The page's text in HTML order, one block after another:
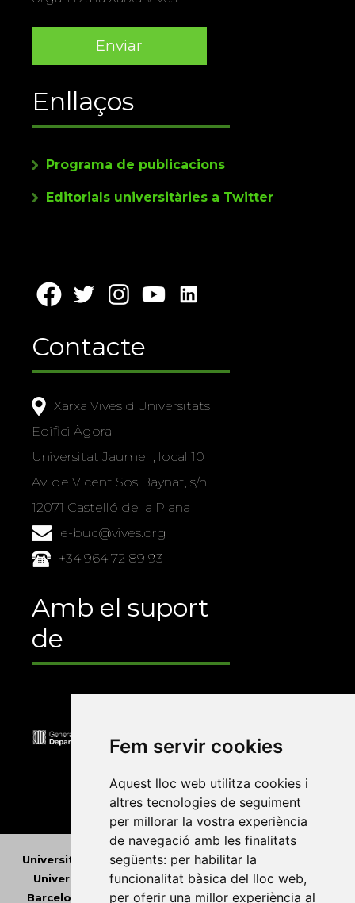
Fem servir cookies
Aquest lloc web utilitza cookies i
altres tecnologies de seguiment
per millorar la vostra experiència
de navegació amb les finalitats
següents: per habilitar la
funcionalitat bàsica del lloc web,
per oferir una millor experiència al
Enllaços
Programa de publicacions
Editorials universitàries a Twitter
Contacte
Xarxa Vives d'Universitats
Edifici Àgora
Universitat Jaume I, local 10
Av. de Vicent Sos Baynat, s/n
12071 Castelló de la Plana
e-buc@vives.org
+34 964 72 89 93
Amb el suport
de
Universitat Abat Oliba CEU•Universitat d'Alacant
Universitat d'Andorra•Universitat Autònoma de
Barcelona
Universitat de Barcelona•Universitat